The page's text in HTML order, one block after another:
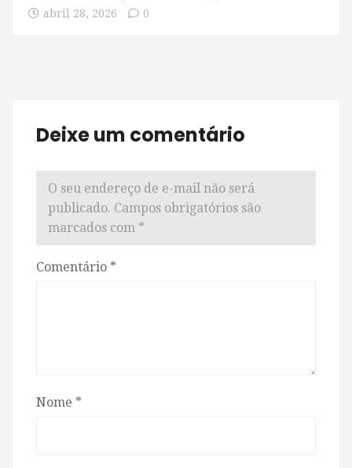
abril 28, 2026 0
Deixe um comentário
O seu endereço de e-mail não será
publicado. Campos obrigatórios são
marcados com *
Comentário *
Nome *